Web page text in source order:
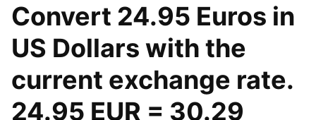
Convert 24.95 Euros in
US Dollars with the
current exchange rate.
24.95 EUR = 30.29